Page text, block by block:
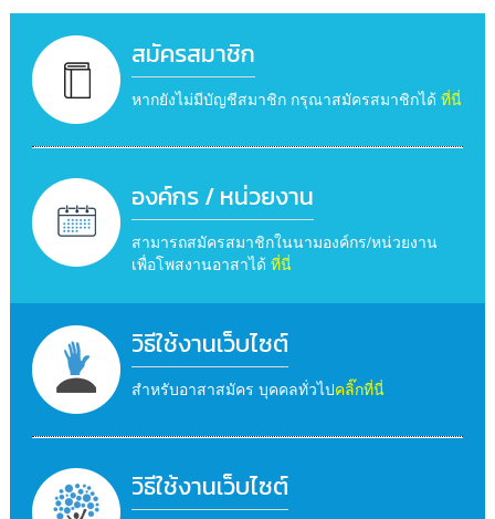
สมัครสมาชิก
หากยังไม่มีบัญชีสมาชิก กรุณาสมัครสมาชิกได้ ที่นี่
องค์กร / หน่วยงาน
สามารถสมัครสมาชิกในนามองค์กร/หน่วยงาน
เพื่อโพสงานอาสาได้ ที่นี่
วิธีใช้งานเว็บไซต์
สำหรับอาสาสมัคร บุคคลทั่วไปคลิ๊กที่นี่
วิธีใช้งานเว็บไซต์